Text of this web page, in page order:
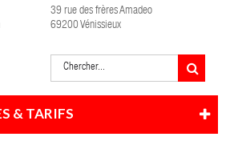
39 rue des frères Amadeo
69200 Vénissieux
& TARIFS